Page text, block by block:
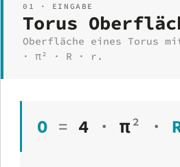
01 · EINGABE
Torus
Oberfläche eines Torus
· π² · R · r.
O = 4 · π² ·